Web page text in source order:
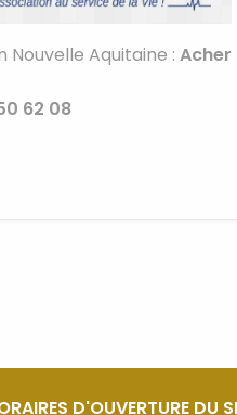
Nouvelle Aquitaine : Acher
62 08
D'OUVERTURE DU